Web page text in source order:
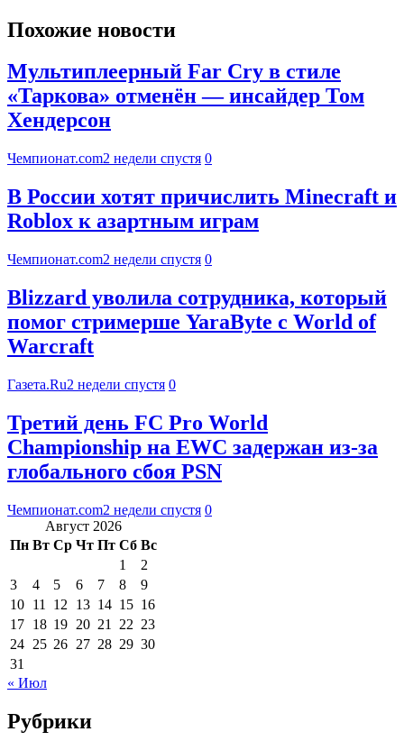
Похожие новости
Мультиплеерный Far Cry в стиле
«Таркова» отменён — инсайдер Том
Хендерсон
Чемпионат.com2 недели спустя 0
В России хотят причислить Minecraft и
Roblox к азартным играм
Чемпионат.com2 недели спустя 0
Blizzard уволила сотрудника, который
помог стримерше YaraByte с World of
Warcraft
Газета.Ru2 недели спустя 0
Третий день FC Pro World
Championship на EWC задержан из-за
глобального сбоя PSN
Чемпионат.com2 недели спустя 0
Август 2026
Пн Вт Ср Чт Пт Сб Вс
1
2
3
4 5 6 7 8
9
10 11 12 13 14 15 16
17 18 19 20 21 22 23
24 25 26 27 28 29 30
31
« Июл
Рубрики